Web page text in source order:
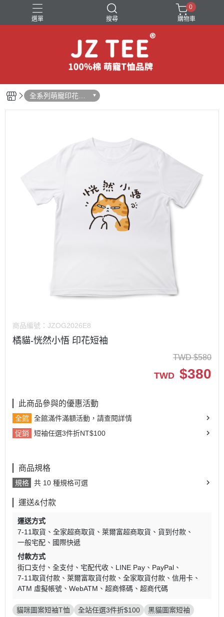
選單 搜尋
狗狗圖案短袖T恤
萌寵互動短袖T恤
0
購物車
全系列萌寵印花短
袖
商品編號： JZOG2026E8
橘貓-恍然小悟 印花短袖
TWD $580
TWD $380
此商品參與的優惠活動
全館
全館滿件滿額活動，請查閱詳情
促銷
短袖任選3件折NT$100
商品規格
規格 共 10 種規格可選
運送&付款
運送方式
7-11取貨
全家超商取貨 萊爾富超商取貨
貨到付款
一般宅配
國際快遞
付款方式
街口支付
全支付 宅配代收 LINE Pay
PayPal
7-11取貨付款
萊爾富取貨付款 全家取貨付款
信用卡
ATM 虛擬帳號
WebATM 超商條碼 超商代碼
貓咪圖案短袖T恤 全站任選3件折$100 黑貓圖案短袖